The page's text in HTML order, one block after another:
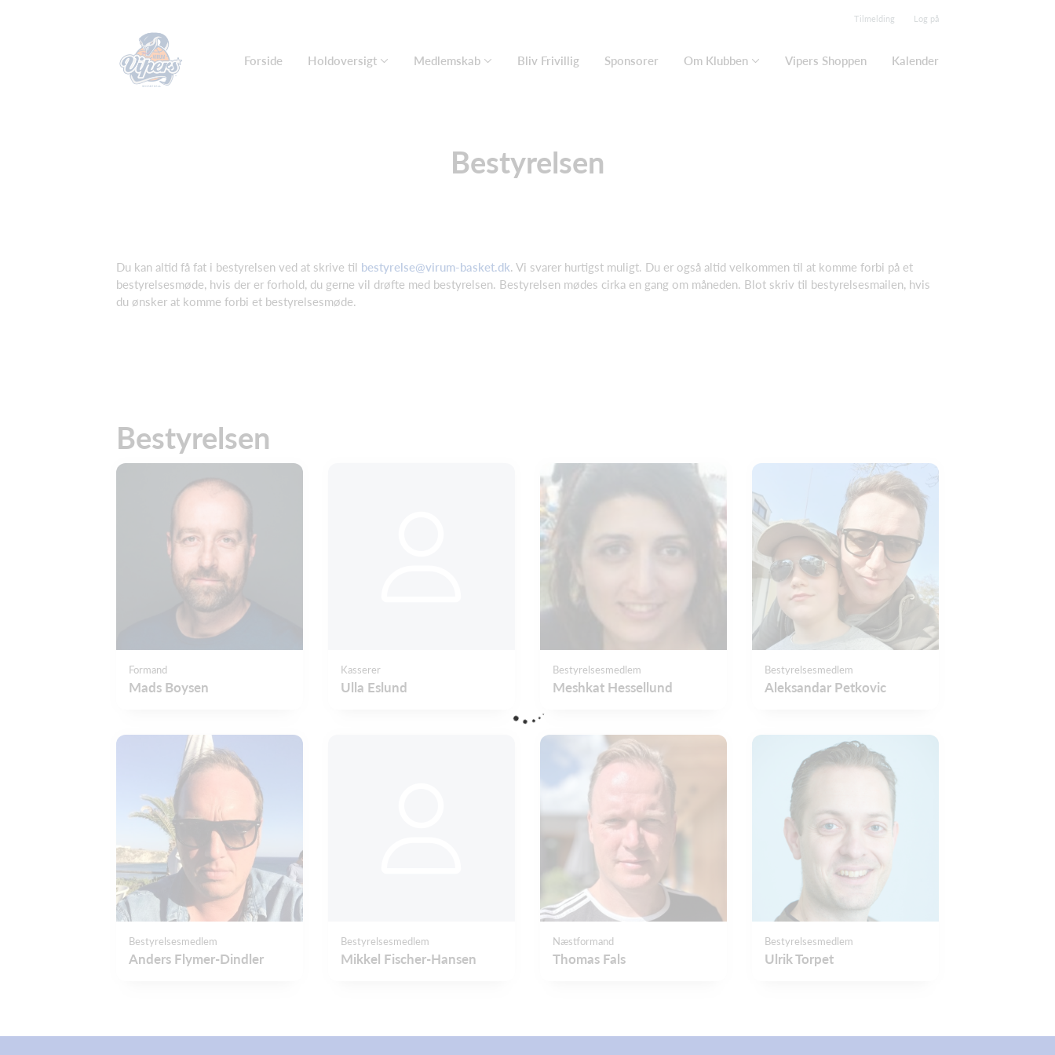
Tilmelding Log på
Forside Holdoversigt Medlemskab Bliv Frivillig Sponsorer Om Klubben Vipers Shoppen Kalender
Bestyrelsen
Du kan altid få fat i bestyrelsen ved at skrive til bestyrelse@virum-basket.dk. Vi svarer hurtigst muligt. Du er også altid velkommen til at komme forbi på et
bestyrelsesmøde, hvis der er forhold, du gerne vil drøfte med bestyrelsen. Bestyrelsen mødes cirka en gang om måneden. Blot skriv til bestyrelsesmailen, hvis
du ønsker at komme forbi et bestyrelsesmøde.
Bestyrelsen
Formand
Mads Boysen
Kasserer
Ulla Eslund
Bestyrelsesmedlem
Meshkat Hessellund
Bestyrelsesmedlem
Aleksandar Petkovic
Bestyrelsesmedlem
Anders Flymer-Dindler
Bestyrelsesmedlem
Mikkel Fischer-Hansen
Næstformand
Thomas Fals
Bestyrelsesmedlem
Ulrik Torpet